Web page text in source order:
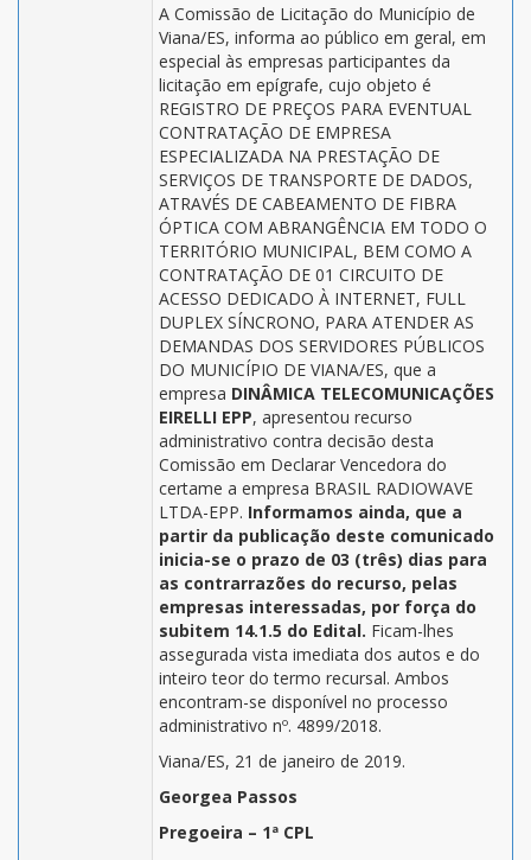
A Comissão de Licitação do Município de
Viana/ES, informa ao público em geral, em
especial às empresas participantes da
licitação em epígrafe, cujo objeto é
REGISTRO DE PREÇOS PARA EVENTUAL
CONTRATAÇÃO DE EMPRESA
ESPECIALIZADA NA PRESTAÇÃO DE
SERVIÇOS DE TRANSPORTE DE DADOS,
ATRAVÉS DE CABEAMENTO DE FIBRA
ÓPTICA COM ABRANGÊNCIA EM TODO O
TERRITÓRIO MUNICIPAL, BEM COMO A
CONTRATAÇÃO DE 01 CIRCUITO DE
ACESSO DEDICADO À INTERNET, FULL
DUPLEX SÍNCRONO, PARA ATENDER AS
DEMANDAS DOS SERVIDORES PÚBLICOS
DO MUNICÍPIO DE VIANA/ES, que a
empresa DINÂMICA TELECOMUNICAÇÕES
EIRELLI EPP, apresentou recurso
administrativo contra decisão desta
Comissão em Declarar Vencedora do
certame a empresa BRASIL RADIOWAVE
LTDA-EPP. Informamos ainda, que a
partir da publicação deste comunicado
inicia-se o prazo de 03 (três) dias para
as contrarrazões do recurso, pelas
empresas interessadas, por força do
subitem 14.1.5 do Edital. Ficam-lhes
assegurada vista imediata dos autos e do
inteiro teor do termo recursal. Ambos
encontram-se disponível no processo
administrativo nº. 4899/2018.
Viana/ES, 21 de janeiro de 2019.
Georgea Passos
Pregoeira – 1ª CPL